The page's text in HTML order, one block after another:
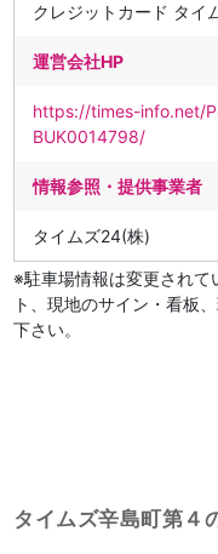
クレジットカード タイ
運営会社HP
https://times-info.net/
BUK0014798/
情報参照・提供事業者
タイムズ24(株)
※駐車場情報は変更されて
ト、現地のサイン・看板
下さい。
タイムズ辛島町第４